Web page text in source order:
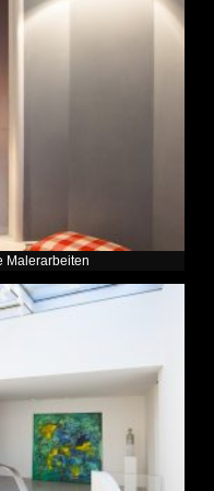
Malerarbeiten